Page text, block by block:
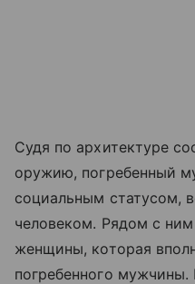
Судя по архитектуре
оружию, погребенный
социальным статусом,
человеком. Рядом с
женщины, которая
погребенного